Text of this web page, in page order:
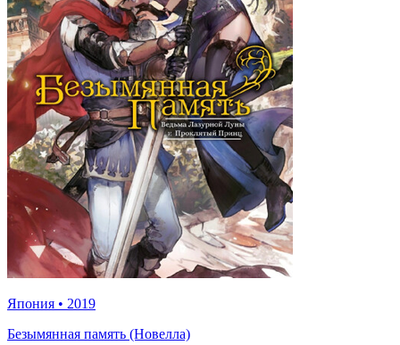
Япония • 2019
Безымянная память (Новелла)